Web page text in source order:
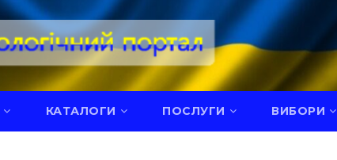
КАТАЛОГИ ПОСЛУГИ ВИБОРИ